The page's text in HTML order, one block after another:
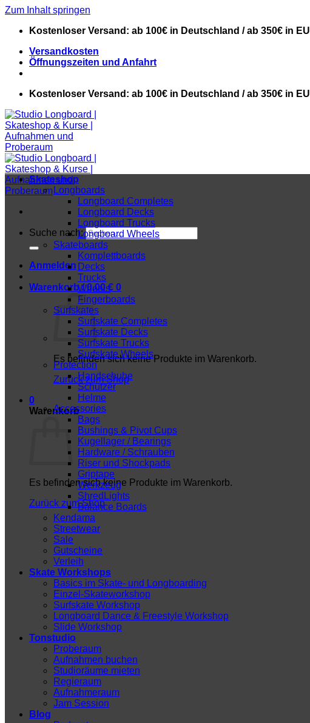
Zum Inhalt springen
Kostenloser Versand: ab 100€ in Deutschland / ab 350€ in EU
Versandkosten
Öffnungszeiten und Anfahrt
Kostenloser Versand: ab 100€ in Deutschland / ab 350€ in EU
Suche nach:
Anmelden
Warenkorb /0,00€ 0
Es befinden sich keine Produkte im Warenkorb.
Zurück zum Shop
0
Warenkorb
Es befinden sich keine Produkte im Warenkorb.
Zurück zum Shop
Skateshop
Longboards
Longboard Completes
Longboard Decks
Longboard Trucks
Longboard Wheels
Skateboards
Komplettboards
Decks
Trucks
Wheels
Fingerboards
Surfskates
Surfskate Completes
Surfskate Decks
Surfskate Trucks
Surfskate Wheels
Protection
Handschuhe
Schützer
Helme
Accessories
Bags
Bushings & Pivot Cups
Kugellager / Bearings
Hardware / Schrauben
Riser und Shockpads
Griptape
Werkzeug
ShredLights
Balance Boards
Kendama
Streetwear
Sale
Gutscheine
Verleih
Skate Workshops
Basics im Skate- und Longboarding
Einzel-Skateworkshop
Surfskate Workshop
Longboard Dance & Freestyle Workshop
Slide Workshop
Tonstudio
Proberaum
Aufnahmen buchen
Studioräume mieten
Regieraum
Aufnahmeraum
Jam Session
Blog